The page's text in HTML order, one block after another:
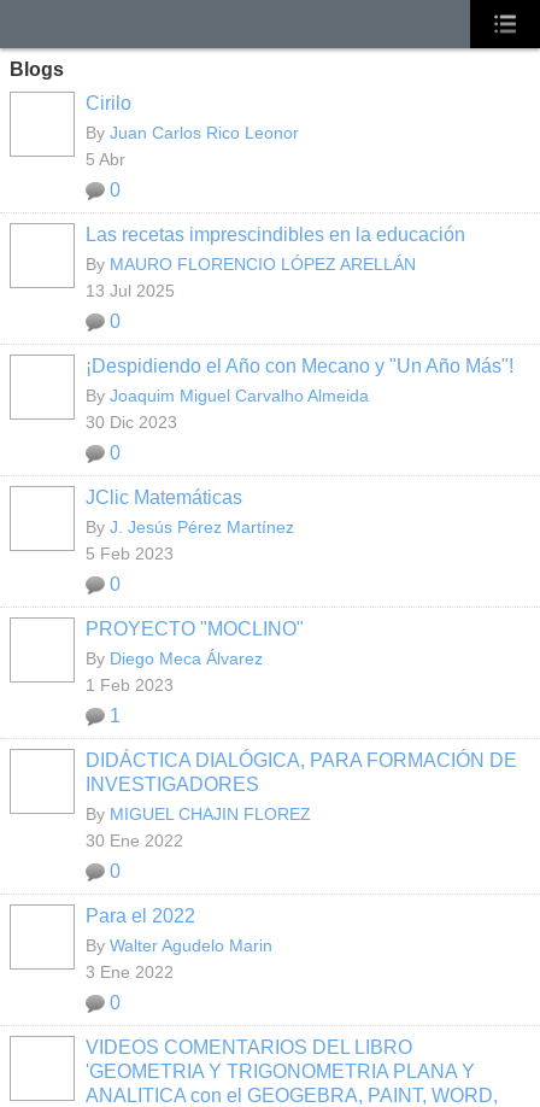
Blogs
Cirilo
By Juan Carlos Rico Leonor
5 Abr
0
Las recetas imprescindibles en la educación
By MAURO FLORENCIO LÓPEZ ARELLÁN
13 Jul 2025
0
¡Despidiendo el Año con Mecano y "Un Año Más"!
By Joaquim Miguel Carvalho Almeida
30 Dic 2023
0
JClic Matemáticas
By J. Jesús Pérez Martínez
5 Feb 2023
0
PROYECTO "MOCLINO"
By Diego Meca Álvarez
1 Feb 2023
1
DIDÁCTICA DIALÓGICA, PARA FORMACIÓN DE
INVESTIGADORES
By MIGUEL CHAJIN FLOREZ
30 Ene 2022
0
Para el 2022
By Walter Agudelo Marin
3 Ene 2022
0
VIDEOS COMENTARIOS DEL LIBRO
'GEOMETRIA Y TRIGONOMETRIA PLANA Y
ANALITICA con el GEOGEBRA, PAINT, WORD,